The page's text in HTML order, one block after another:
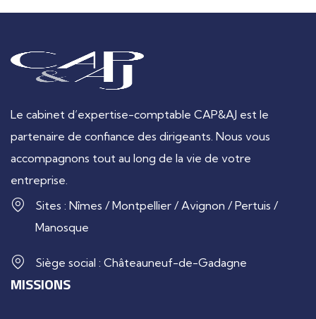
Le cabinet d’expertise-comptable CAP&AJ est le
partenaire de confiance des dirigeants. Nous vous
accompagnons tout au long de la vie de votre
entreprise.
Sites : Nîmes / Montpellier / Avignon / Pertuis /
Manosque
Siège social : Châteauneuf-de-Gadagne
MISSIONS